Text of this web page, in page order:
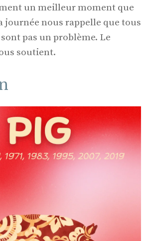
un meilleur moment que
journée nous rappelle que tous
pas un problème. Le
soutient.